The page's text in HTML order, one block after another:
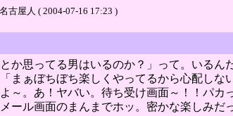
古屋人 ( 2004-07-16 17:23 )
か思ってる男はいるのか？」って。いるん
ぁぼちぼち楽しくやってるから心配しな
～。あ！ヤバい。待ち受け画面～！！パカ
ル画面のまんまでホッ。密かな楽しみだ